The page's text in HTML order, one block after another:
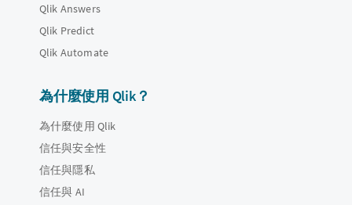
Qlik Answers
Qlik Predict
Qlik Automate
為什麼使用 Qlik？
為什麼使用 Qlik
信任與安全性
信任與隱私
信任與 AI